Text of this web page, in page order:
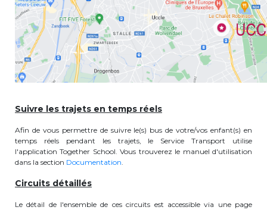
cesame@apeee-bxl1-services.be
BE30 3100 2003 2711
Cantine
+32 (0)2 374 76 75
cantine@apeee-bxl1-services.be
BE10 3100 9205 4504
Suivre les trajets en temps réels
Afin de vous permettre de suivre le(s) bus de votre/vos enfant(s) en
temps réels pendant les trajets, le Service Transport utilise
l'application Together School. Vous trouverez le manuel d'utilisation
dans la section Documentation.
Circuits détaillés
Le détail de l'ensemble de ces circuits est accessible via une page